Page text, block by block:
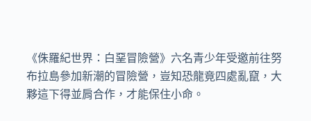
《侏羅紀世界：白堊冒險營》六名青少年受邀前往努
布拉島參加新潮的冒險營，豈知恐龍竟四處亂竄，大
夥這下得並肩合作，才能保住小命。